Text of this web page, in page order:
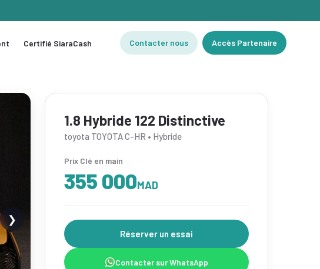
Certifié SiaraCash Contacter nous Accès Partenaire
❯
1.8 Hybride 122 Distinctive
toyota TOYOTA C-HR • Hybride
Prix Clé en main
355 000MAD
Réserver un essai
Contacter sur WhatsApp